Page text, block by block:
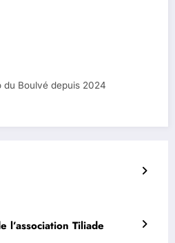
du Boulvé depuis 2024
l’association Tiliade